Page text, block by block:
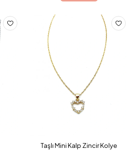
Taşlı Mini Kalp Zincir Kolye